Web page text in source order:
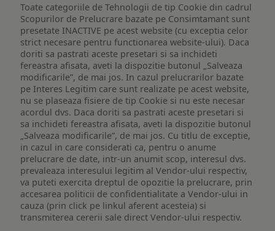
Toate categoriile de Tehnologii de tip Cookie din cadrul
Scopurilor de Prelucrare bazate pe Consimtamant sunt
presetate INACTIVE pe acest website (cu exceptia celor
strict necesare pentru functionarea website-ului). Daca
doriti sa pastrati aceste presetari si sa inchideti
fereastra afisata, aveti la dispozitie butonul „Salveaza
modificarile”, de mai jos. In cazul prelucrarilor bazate
pe Interes Legitim care sunt realizate pe acest website,
nu se plaseaza fisiere de tip Cookie si nu este necesar
acordul dvs. Daca doriti sa pastrati aceste presetari si
sa inchideti fereastra afisata, aveti la dispozitie butonul
„Salveaza modificarile”, de mai jos. Cu titlu de exceptie,
in cazul in care considerati ca, pentru o anume
prelucrare de date, intr-un anumit scop, interesul dvs.
prevaleaza interesului legitim al Vendor-ului respectiv,
va puteti exercita dreptul de opozitie la prelucrare, prin
accesarea politicii de confidentialitate a Vendor-ului in
cauza (prin click pe linkul aferent acesteia) si
transmiterea cererii sale direct Vendor-ului respectiv.